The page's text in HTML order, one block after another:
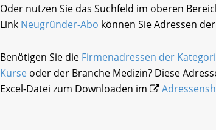
Oder nutzen Sie das Suchfeld im oberen
Link Neugründer-Abo können Sie Adressen
Benötigen Sie die Firmenadressen der
Kurseoder der Branche Medizin? Diese
Excel-Datei zum Downloaden im